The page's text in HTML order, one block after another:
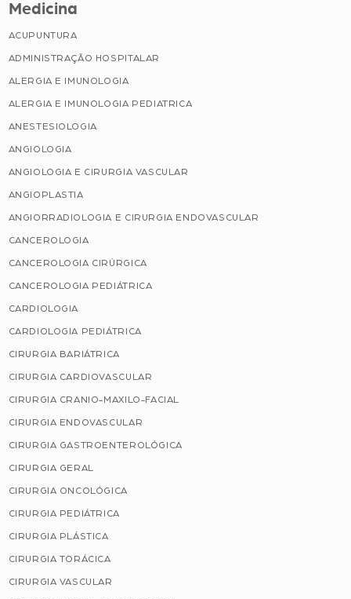
Medicina
ACUPUNTURA
ADMINISTRAÇÃO HOSPITALAR
ALERGIA E IMUNOLOGIA
ALERGIA E IMUNOLOGIA PEDIATRICA
ANESTESIOLOGIA
ANGIOLOGIA
ANGIOLOGIA E CIRURGIA VASCULAR
ANGIOPLASTIA
ANGIORRADIOLOGIA E CIRURGIA ENDOVASCULAR
CANCEROLOGIA
CANCEROLOGIA CIRÚRGICA
CANCEROLOGIA PEDIÁTRICA
CARDIOLOGIA
CARDIOLOGIA PEDIÁTRICA
CIRURGIA BARIÁTRICA
CIRURGIA CARDIOVASCULAR
CIRURGIA CRANIO-MAXILO-FACIAL
CIRURGIA ENDOVASCULAR
CIRURGIA GASTROENTEROLÓGICA
CIRURGIA GERAL
CIRURGIA ONCOLÓGICA
CIRURGIA PEDIÁTRICA
CIRURGIA PLÁSTICA
CIRURGIA TORÁCICA
CIRURGIA VASCULAR